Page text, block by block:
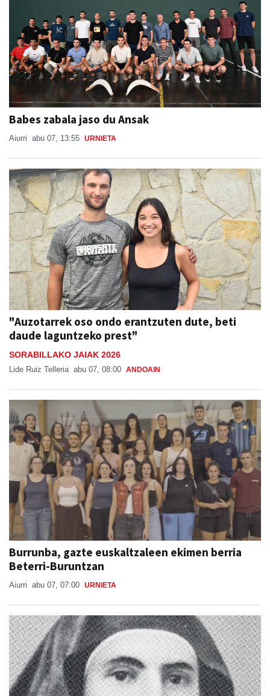
Babes zabala jaso du Ansak
Aiurri abu 07, 13:55 URNIETA
"Auzotarrek oso ondo erantzuten dute, beti
daude laguntzeko prest"
SORABILLAKO JAIAK 2026
Lide Ruiz Telleria abu 07, 08:00 ANDOAIN
Burrunba, gazte euskaltzaleen ekimen berria
Beterri-Buruntzan
Aiurri abu 07, 07:00 URNIETA